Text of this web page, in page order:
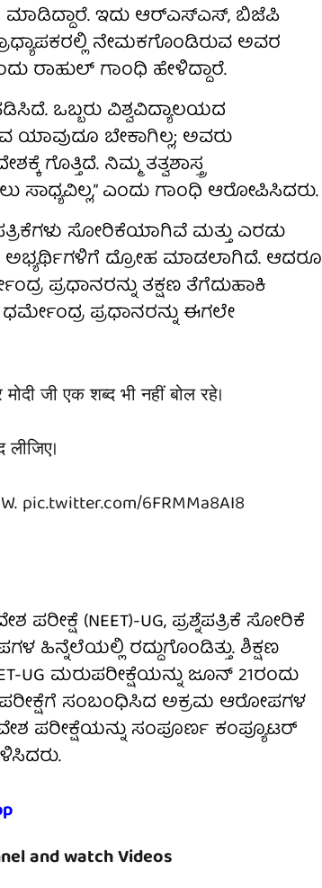
ಮಾಡಿದ್ದಾರೆ. ಇದು ಆರ್‌ಎಸ್‌ಎಸ್, ಬಿಜೆಪಿ
ನೇಮಕಗೊಂಡಿರುವ ಅವರ
ರಾಹುಲ್ ಗಾಂಧಿ ಹೇಳಿದ್ದಾರೆ.
ಒಬ್ಬರು ವಿಶ್ವವಿದ್ಯಾಲಯದ
ಬೇಕಾಗಿಲ್ಲ; ಅವರು
ಗೊತ್ತಿದೆ. ನಿಮ್ಮ ತತ್ವಶಾಸ್ತ್ರ
ಎಂದು ಗಾಂಧಿ ಆರೋಪಿಸಿದರು.
ಸೋರಿಕೆಯಾಗಿವೆ ಮತ್ತು ಎರಡು
ಅಭ್ಯರ್ಥಿಗಳಿಗೆ ದ್ರೋಹ ಮಾಡಲಾಗಿದೆ. ಆದರೂ
ಪ್ರಧಾನರನ್ನು ತಕ್ಷಣ ತೆಗೆದುಹಾಕಿ
ಪ್ರಧಾನರನ್ನು ಈಗಲೇ
जी एक शब्द भी नहीं बोल रहे।
pic.twitter.com/6FRMMa8AI8
(NEET)-UG, ಪ್ರಶ್ನೆಪತ್ರಿಕೆ ಸೋರಿಕೆ
ಹಿನ್ನೆಲೆಯಲ್ಲಿ ರದ್ದುಗೊಂಡಿತ್ತು. ಶಿಕ್ಷಣ
UG ಮರುಪರೀಕ್ಷೆಯನ್ನು ಜೂನ್ 21ರಂದು
ಸಂಬಂಧಿಸಿದ ಅಕ್ರಮ ಆರೋಪಗಳ
ಪರೀಕ್ಷೆಯನ್ನು ಸಂಪೂರ್ಣ ಕಂಪ್ಯೂಟರ್
and watch Videos